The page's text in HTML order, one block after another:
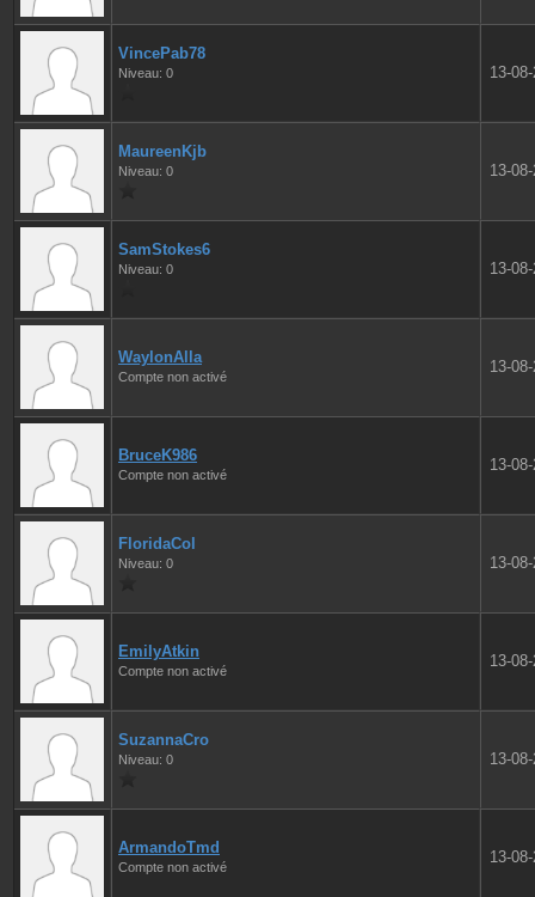
VincePab78
Niveau: 0 13-
MaureenKjb
Niveau: 0 13-
SamStokes6
Niveau: 0 13-
WaylonAlla
Compte non activé
13-
BruceK986
Compte non activé
13-
FloridaCol
Niveau: 0 13-
EmilyAtkin
Compte non activé
13-
SuzannaCro
Niveau: 0 13-
ArmandoTmd
Compte non activé
13-